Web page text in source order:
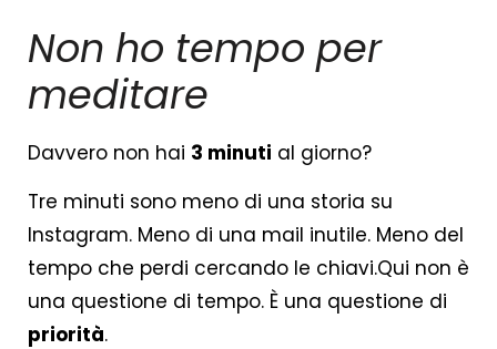
Non ho tempo per
meditare
Davvero non hai 3 minuti al giorno?
Tre minuti sono meno di una storia su
Instagram. Meno di una mail inutile. Meno del
tempo che perdi cercando le chiavi.Qui non è
una questione di tempo. È una questione di
priorità.